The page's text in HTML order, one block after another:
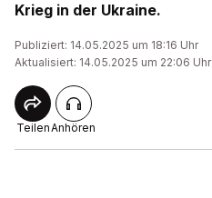
Krieg in der Ukraine.
Publiziert: 14.05.2025 um 18:16 Uhr
Aktualisiert: 14.05.2025 um 22:06 Uhr
TeilenAnhören